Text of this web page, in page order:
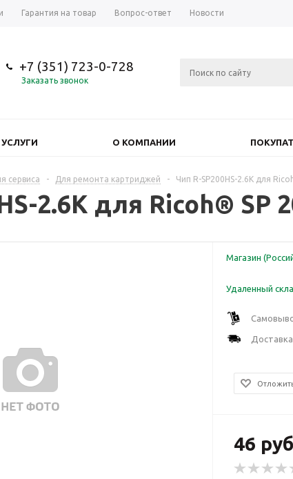
Гарантия на товар Вопрос-ответ Новости
+7 (351) 723-0-728
Заказать звонок
УСЛУГИ О КОМПАНИИ
сервиса - Для ремонта картриджей - Чип R-SP200HS-2.6K для
2.6K для Ricoh® SP
Магазин
Удаленный
46